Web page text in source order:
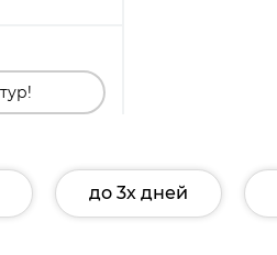
до 3х дней